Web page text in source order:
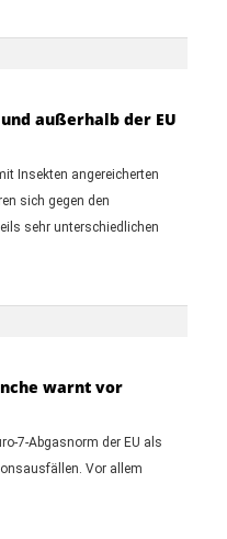
außerhalb der EU
Insekten angereicherten
sich gegen den
sehr unterschiedlichen
warnt vor
7-Abgasnorm der EU als
Vor allem